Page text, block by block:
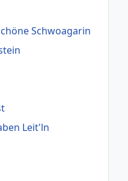
Schwoagarin
Leit'ln